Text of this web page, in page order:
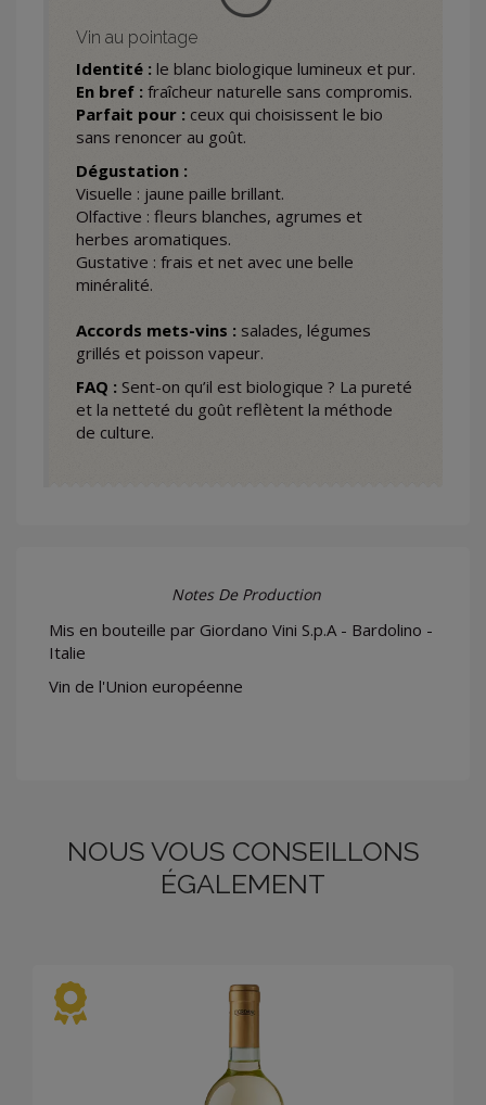
Vin au pointage
Identité : le blanc biologique lumineux et pur.
En bref : fraîcheur naturelle sans compromis.
Parfait pour : ceux qui choisissent le bio
sans renoncer au goût.
Dégustation :
Visuelle : jaune paille brillant.
Olfactive : fleurs blanches, agrumes et
herbes aromatiques.
Gustative : frais et net avec une belle
minéralité.
Accords mets-vins : salades, légumes
grillés et poisson vapeur.
FAQ : Sent-on qu’il est biologique ? La pureté
et la netteté du goût reflètent la méthode
de culture.
Notes De Production
Mis en bouteille par Giordano Vini S.p.A - Bardolino -
Italie
Vin de l'Union européenne
NOUS VOUS CONSEILLONS
ÉGALEMENT